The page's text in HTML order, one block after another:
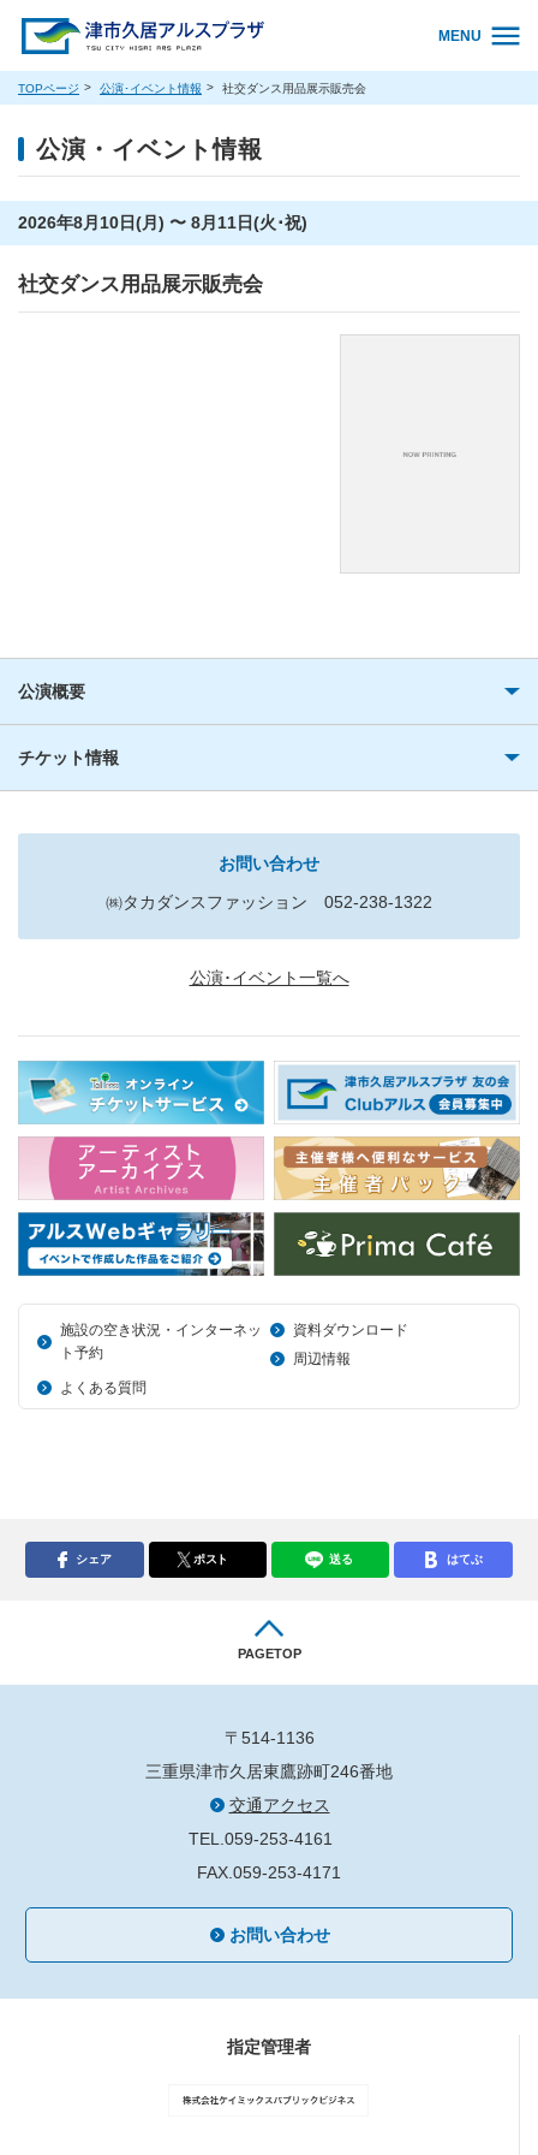
MENU
TOPページ 公演･イベント情報 社交ダンス用品展示販売会
公演・イベント情報
2026年8月10日(月) 〜 8月11日(火･祝)
社交ダンス用品展示販売会
公演概要
チケット情報
お問い合わせ
㈱タカダンスファッション 052-238-1322
公演･イベント一覧へ
施設の空き状況・インターネッ
ト予約
資料ダウンロード
周辺情報
よくある質問
シェア ポスト 送る はてぶ
PAGETOP
〒514-1136
三重県津市久居東鷹跡町246番地
交通アクセス
TEL.059-253-4161
FAX.059-253-4171
お問い合わせ
指定管理者